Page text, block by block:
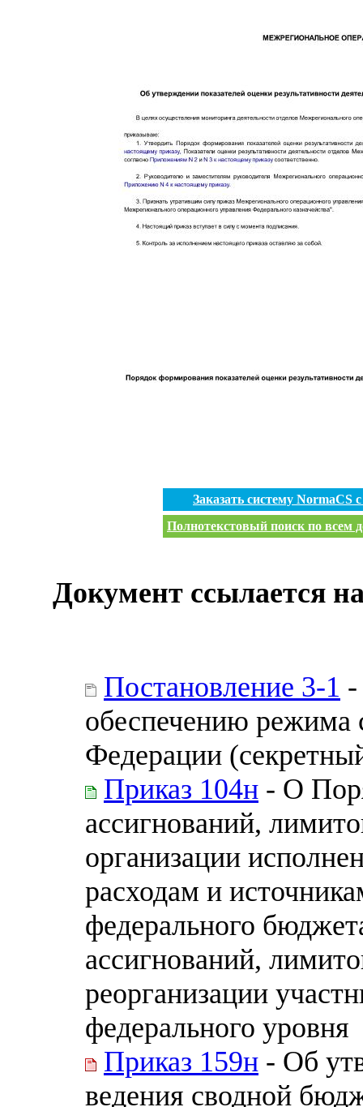
Заказать систему
Полнотекстовый поиск по всем
Документ ссылается
Постановление 3-1
обеспечению режима
Федерации
Приказ 104н - О
ассигнований,
организации
расходам и
федерального
ассигнований,
реорганизации
федерального уровня
Приказ 159н - Об
ведения сводной